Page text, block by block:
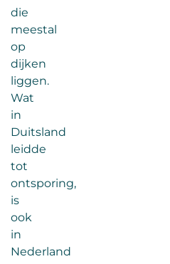
die
meestal
op
dijken
liggen.
Wat
in
Duitsland
leidde
tot
ontsporing,
is
ook
in
Nederland